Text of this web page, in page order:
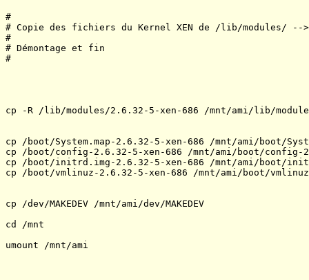
#
# Copie des fichiers du Kernel XEN de /lib/modules/
#
# Démontage et fin
#
cp -R /lib/modules/2.6.32-5-xen-686 /mnt/ami/lib/
cp /boot/System.map-2.6.32-5-xen-686 /mnt/ami/boot/
cp /boot/config-2.6.32-5-xen-686 /mnt/ami/boot/config-
cp /boot/initrd.img-2.6.32-5-xen-686 /mnt/ami/boot/
cp /boot/vmlinuz-2.6.32-5-xen-686 /mnt/ami/boot/
cp /dev/MAKEDEV /mnt/ami/dev/MAKEDEV
cd /mnt
umount /mnt/ami